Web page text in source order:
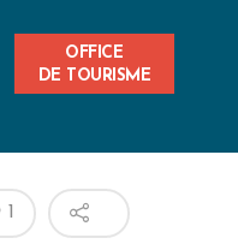
OFFICE
DE TOURISME